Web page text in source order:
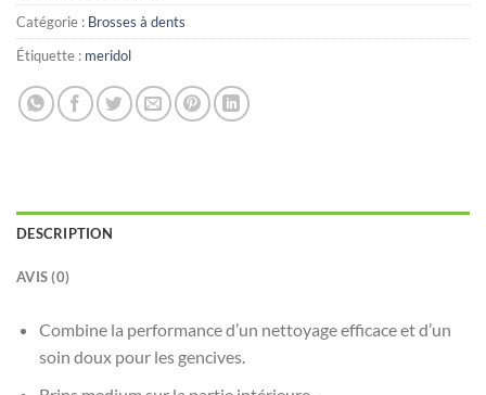
Catégorie : Brosses à dents
Étiquette : meridol
DESCRIPTION
AVIS (0)
Combine la performance d’un nettoyage efficace et d’un
soin doux pour les gencives.